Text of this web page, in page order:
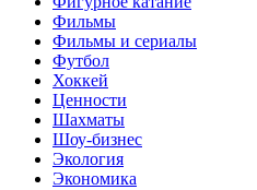
Фильмы
Фильмы и сериалы
Футбол
Хоккей
Ценности
Шахматы
Шоу-бизнес
Экология
Экономика